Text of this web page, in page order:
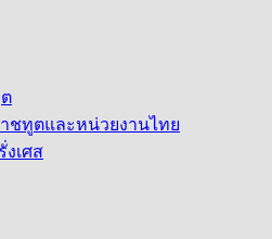
ชทูตและหน่วยงานไทย
เศส